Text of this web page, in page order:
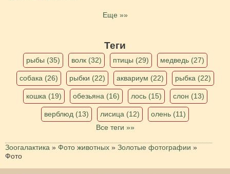
Еще »»
Теги
рыбы (35) волк (32) птицы (29) медведь (27)
собака (26) рыбки (22) аквариум (22) рыбка (22)
кошка (19) обезьяна (16) лось (15) слон (13)
верблюд (13) лисица (12)
олень (11)
Все теги »»
Зоогалактика » Фото животных » Золотые фотографии »
Фото